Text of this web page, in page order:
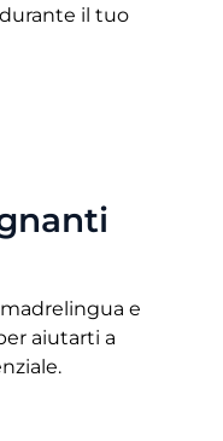
il tuo
e
aiutarti a